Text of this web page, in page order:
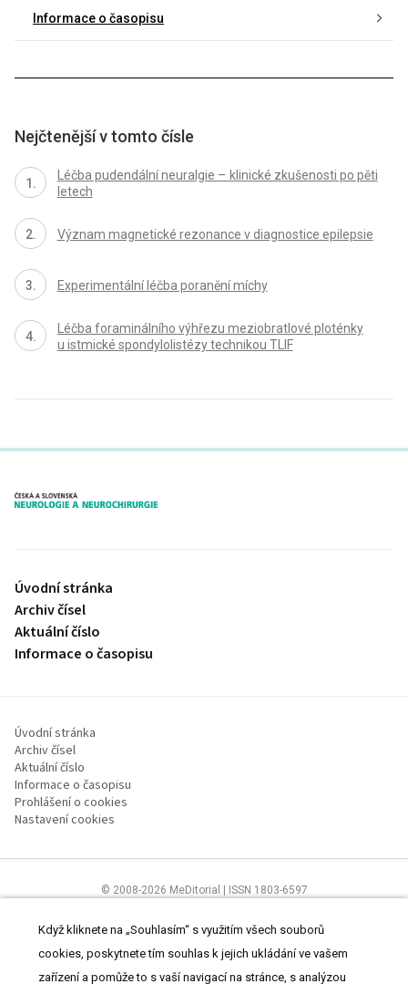
Informace o časopisu
Nejčtenější v tomto čísle
Léčba pudendální neuralgie – klinické zkušenosti po pěti
letech
Význam magnetické rezonance v diagnostice epilepsie
Experimentální léčba poranění míchy
Léčba foraminálního výhřezu meziobratlové ploténky
u istmické spondylolistézy technikou TLIF
proLékaře.cz
Úvodní stránka
Archiv čísel
Aktuální číslo
Informace o časopisu
Úvodní stránka
Archiv čísel
Aktuální číslo
Informace o časopisu
Prohlášení o cookies
Nastavení cookies
© 2008-2026 MeDitorial | ISSN 1803-6597
zdravotnictví.Čtěte prohlášeníaZásady zpracování osobních údajů
Když kliknete na „Souhlasím“ s využitím všech souborů
cookies, poskytnete tím souhlas k jejich ukládání ve vašem
zařízení a pomůže to s vaší navigací na stránce, s analýzou